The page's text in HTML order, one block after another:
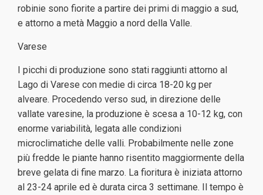
robinie sono fiorite a partire dei primi di maggio a sud,
e attorno a metà Maggio a nord della Valle.
Varese
I picchi di produzione sono stati raggiunti attorno al
Lago di Varese con medie di circa 18-20 kg per
alveare. Procedendo verso sud, in direzione delle
vallate varesine, la produzione è scesa a 10-12 kg, con
enorme variabilità, legata alle condizioni
microclimatiche delle valli. Probabilmente nelle zone
più fredde le piante hanno risentito maggiormente della
breve gelata di fine marzo. La fioritura è iniziata attorno
al 23-24 aprile ed è durata circa 3 settimane. Il tempo è